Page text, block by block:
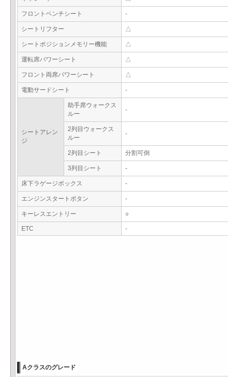
フロントベンチシート -
シートリフター △
シートポジションメモリー機能 △
運転席パワーシート △
フロント両席パワーシート △
電動サードシート -
シートアレン
ジ
助手席ウォークス
ルー
-
2列目ウォークス
ルー
-
2列目シート 分割可倒
3列目シート -
床下ラゲージボックス -
エンジンスタートボタン -
キーレスエントリー ○
ETC -
Aクラスのグレード